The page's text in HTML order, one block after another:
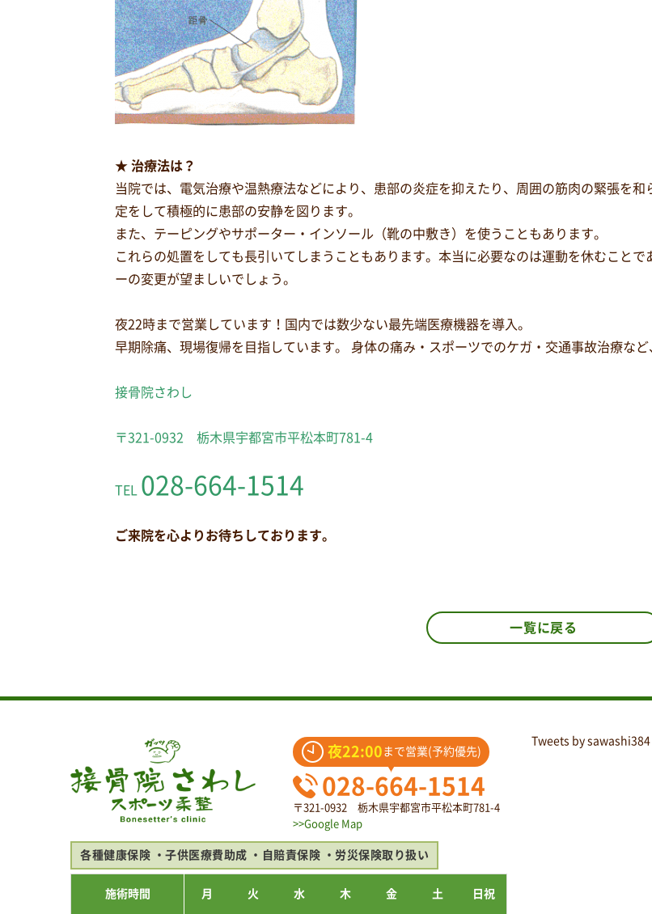
★ 治療法は？
当院では、電気治療や温熱療法などにより、患部の炎症を抑えたり、周囲の筋肉の緊張を
定をして積極的に患部の安静を図ります。
また、テーピングやサポーター・インソール（靴の中敷き）を使うこともあります。
これらの処置をしても長引いてしまうこともあります。本当に必要なのは運動を休むこと
ーの変更が望ましいでしょう。
夜22時まで営業しています！国内では数少ない最先端医療機器を導入。
早期除痛、現場復帰を目指しています。 身体の痛み・スポーツでのケガ・交通事故治療など
接骨院さわし
〒321-0932 栃木県宇都宮市平松本町781-4
TEL 028-664-1514
ご来院を心よりお待ちしております。
一覧に戻る
夜22:00 まで営業(予約優先)
028-664-1514
〒321-0932 栃木県宇都宮市平松本町781-4
>>Google Map
各種健康保険 子供医療費助成 自賠責保険 労災保険取り扱い
施術時間 月 火 水 木 金 土 日祝
Tweets by sawashi384